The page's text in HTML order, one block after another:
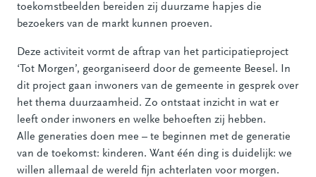
toekomstbeelden bereiden zij duurzame hapjes die
bezoekers van de markt kunnen proeven.
Deze activiteit vormt de aftrap van het participatieproject
‘Tot Morgen’, georganiseerd door de gemeente Beesel. In
dit project gaan inwoners van de gemeente in gesprek over
het thema duurzaamheid. Zo ontstaat inzicht in wat er
leeft onder inwoners en welke behoeften zij hebben.
Alle generaties doen mee – te beginnen met de generatie
van de toekomst: kinderen. Want één ding is duidelijk: we
willen allemaal de wereld fijn achterlaten voor morgen.